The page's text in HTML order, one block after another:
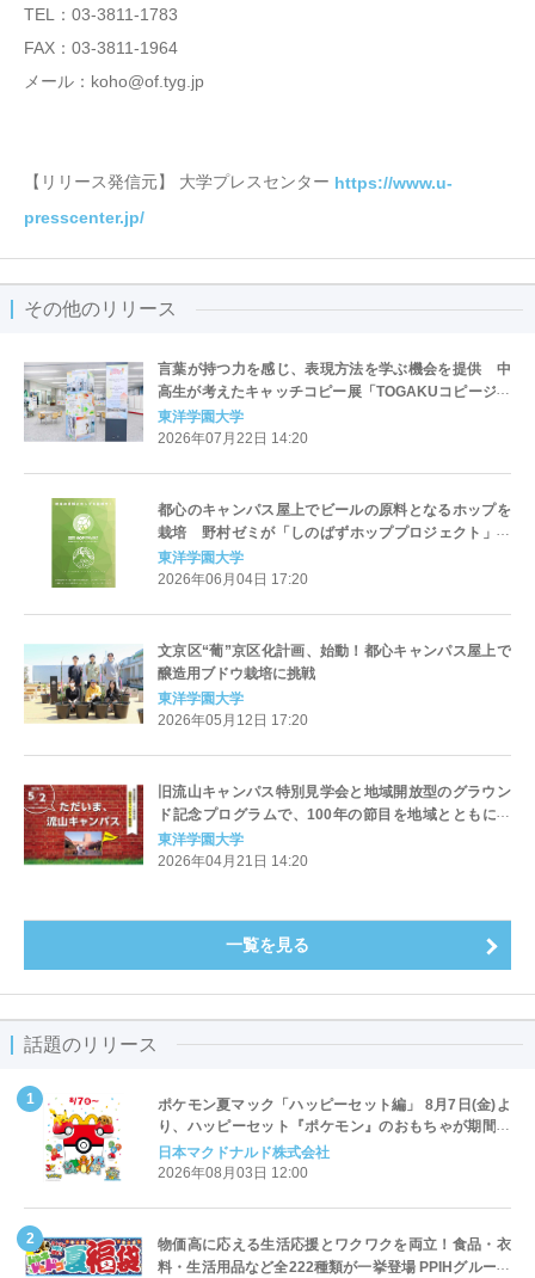
TEL：03-3811-1783
FAX：03-3811-1964
メール：koho@of.tyg.jp
【リリース発信元】 大学プレスセンター https://www.u-
presscenter.jp/
その他のリリース
言葉が持つ力を感じ、表現方法を学ぶ機会を提供 中
高生が考えたキャッチコピー展「TOGAKUコピージア
ム 2026-2027」 2026年7月22日(水)～ オープンキ
ャンパス来場者向けに開催
東洋学園大学
2026年07月22日 14:20
都心のキャンパス屋上でビールの原料となるホップを
栽培 野村ゼミが「しのばずホッププロジェクト」と
連携 地域循環型の都市農業実現に挑む
東洋学園大学
2026年06月04日 17:20
文京区“葡”京区化計画、始動！都心キャンパス屋上で
醸造用ブドウ栽培に挑戦
東洋学園大学
2026年05月12日 17:20
旧流山キャンパス特別見学会と地域開放型のグラウン
ド記念プログラムで、100年の節目を地域とともに祝
う 創立100周年記念イベント「ただいま、流山キャ
ンパス」を5月2日(土)に開催
東洋学園大学
2026年04月21日 14:20
一覧を見る
話題のリリース
ポケモン夏マック「ハッピーセット編」 8月7日(金)よ
り、ハッピーセット『ポケモン』のおもちゃが期間限
定登場
日本マクドナルド株式会社
2026年08月03日 12:00
物価高に応える生活応援とワクワクを両立！食品・衣
料・生活用品など全222種類が一挙登場 PPIHグループ